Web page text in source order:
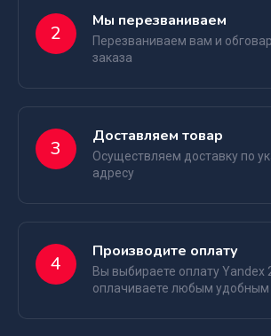
2
Мы перезваниваем
Перезваниваем вам и
заказа
3
Доставляем товар
Осуществляем доставку по
адресу
4
Производите оплату
Вы выбираете оплату Yandex
оплачиваете любым удобным